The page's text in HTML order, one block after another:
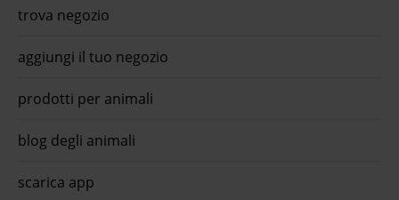
trova negozio
aggiungi il tuo negozio
prodotti per animali
blog degli animali
scarica app